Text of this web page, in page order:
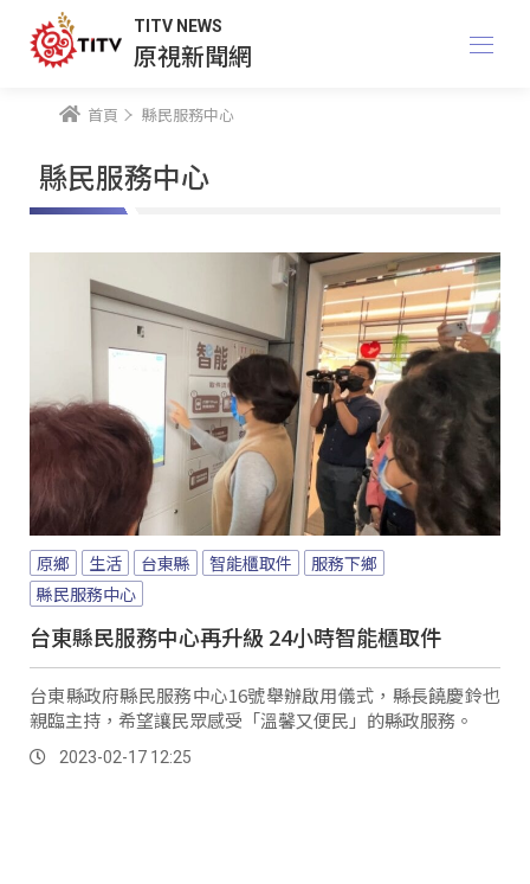
TITV NEWS
原視新聞網
首頁 縣民服務中心
縣民服務中心
原鄉 生活 台東縣 智能櫃取件
服務下鄉
縣民服務中心
台東縣民服務中心再升級 24小時智能櫃取件
台東縣政府縣民服務中心16號舉辦啟用儀式，縣長饒慶鈴也
親臨主持，希望讓民眾感受「溫馨又便民」的縣政服務。
2023-02-17 12:25